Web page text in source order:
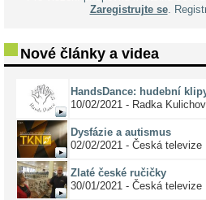
Zaregistrujte se.
Nové články a videa
HandsDance: hudební
10/02/2021 - Radka
Dysfázie a autismus
02/02/2021 - Česká televize
Zlaté české ručičky
30/01/2021 - Česká televize